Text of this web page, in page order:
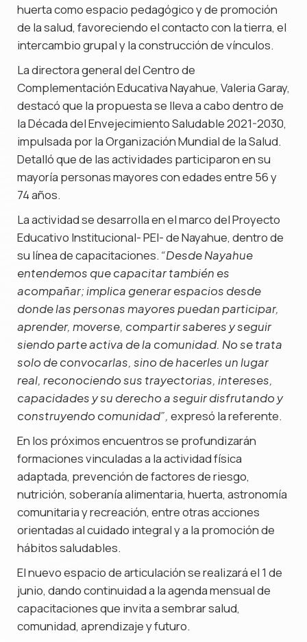
huerta como espacio pedagógico y de promoción
de la salud, favoreciendo el contacto con la tierra, el
intercambio grupal y la construcción de vínculos.
La directora general del Centro de
Complementación Educativa Nayahue, Valeria Garay,
destacó que la propuesta se lleva a cabo dentro de
la Década del Envejecimiento Saludable 2021-2030,
impulsada por la Organización Mundial de la Salud.
Detalló que de las actividades participaron en su
mayoría personas mayores con edades entre 56 y
74 años.
La actividad se desarrolla en el marco del Proyecto
Educativo Institucional- PEI- de Nayahue, dentro de
su línea de capacitaciones. “Desde Nayahue
entendemos que capacitar también es
acompañar; implica generar espacios desde
donde las personas mayores puedan participar,
aprender, moverse, compartir saberes y seguir
siendo parte activa de la comunidad. No se trata
solo de convocarlas, sino de hacerles un lugar
real, reconociendo sus trayectorias, intereses,
capacidades y su derecho a seguir disfrutando y
construyendo comunidad”, expresó la referente.
En los próximos encuentros se profundizarán
formaciones vinculadas a la actividad física
adaptada, prevención de factores de riesgo,
nutrición, soberanía alimentaria, huerta, astronomía
comunitaria y recreación, entre otras acciones
orientadas al cuidado integral y a la promoción de
hábitos saludables.
El nuevo espacio de articulación se realizará el 1 de
junio, dando continuidad a la agenda mensual de
capacitaciones que invita a sembrar salud,
comunidad, aprendizaje y futuro.